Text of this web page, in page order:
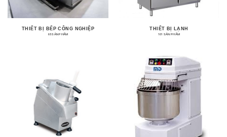
THIẾT BỊ BẾP CÔNG NGHIỆP
65 SẢN PHẨM
THIẾT BỊ LẠNH
101 SẢN PHẨM